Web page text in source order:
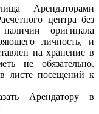
Арендаторами
центра без
оригинала
личность, и
на хранение в
не обязательно.
листе посещений к
Арендатору в